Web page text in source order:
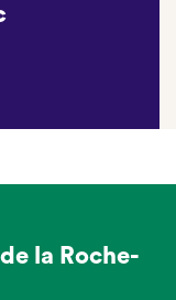
la Roche-